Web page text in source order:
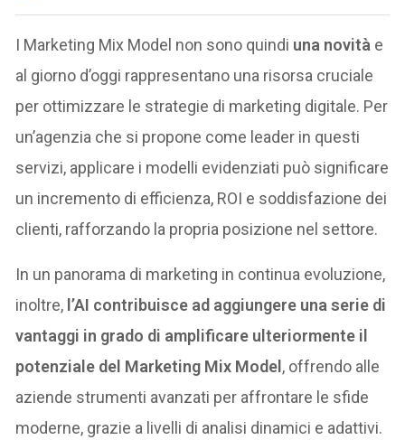
I Marketing Mix Model non sono quindi una novità e
al giorno d’oggi rappresentano una risorsa cruciale
per ottimizzare le strategie di marketing digitale. Per
un’agenzia che si propone come leader in questi
servizi, applicare i modelli evidenziati può significare
un incremento di efficienza, ROI e soddisfazione dei
clienti, rafforzando la propria posizione nel settore.
In un panorama di marketing in continua evoluzione,
inoltre, l’AI contribuisce ad aggiungere una serie di
vantaggi in grado di amplificare ulteriormente il
potenziale del Marketing Mix Model , offrendo alle
aziende strumenti avanzati per affrontare le sfide
moderne, grazie a livelli di analisi dinamici e adattivi.